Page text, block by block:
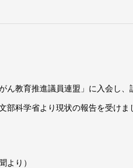
ん教育推進議員連盟」に入会し
部科学省より現状の報告を受けま
より）